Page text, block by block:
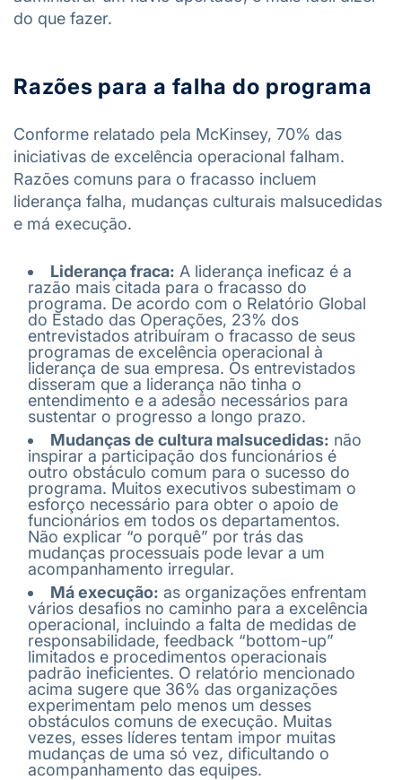
do que fazer.
Razões para a falha do programa
Conforme relatado pela McKinsey, 70% das
iniciativas de excelência operacional falham.
Razões comuns para o fracasso incluem
liderança falha, mudanças culturais malsucedidas
e má execução.
Liderança fraca: A liderança ineficaz é a
razão mais citada para o fracasso do
programa. De acordo com o Relatório Global
do Estado das Operações, 23% dos
entrevistados atribuíram o fracasso de seus
programas de excelência operacional à
liderança de sua empresa. Os entrevistados
disseram que a liderança não tinha o
entendimento e a adesão necessários para
sustentar o progresso a longo prazo.
Mudanças de cultura malsucedidas: não
inspirar a participação dos funcionários é
outro obstáculo comum para o sucesso do
programa. Muitos executivos subestimam o
esforço necessário para obter o apoio de
funcionários em todos os departamentos.
Não explicar “o porquê” por trás das
mudanças processuais pode levar a um
acompanhamento irregular.
Má execução: as organizações enfrentam
vários desafios no caminho para a excelência
operacional, incluindo a falta de medidas de
responsabilidade, feedback “bottom-up”
limitados e procedimentos operacionais
padrão ineficientes. O relatório mencionado
acima sugere que 36% das organizações
experimentam pelo menos um desses
obstáculos comuns de execução. Muitas
vezes, esses líderes tentam impor muitas
mudanças de uma só vez, dificultando o
acompanhamento das equipes.